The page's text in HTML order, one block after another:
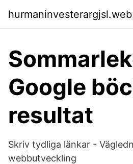
Google
resultat
Skriv tydliga länkar -
webbutveckling